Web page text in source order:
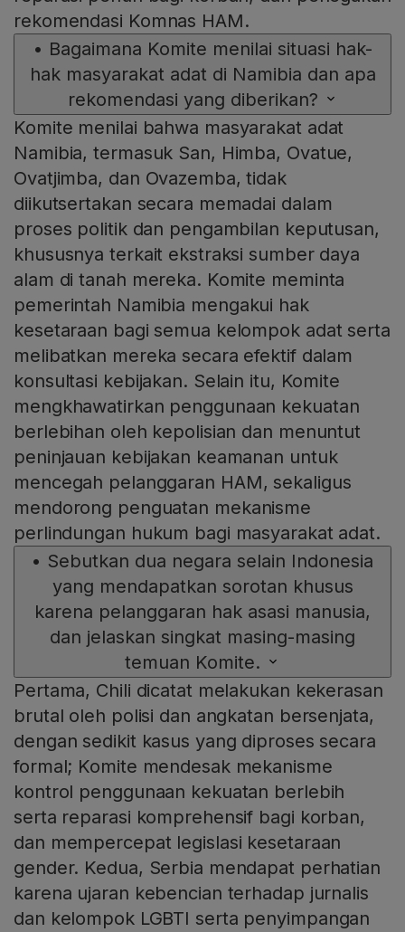
rekomendasi Komnas HAM.
• Bagaimana Komite menilai situasi hak-
hak masyarakat adat di Namibia dan apa
rekomendasi yang diberikan?
Komite menilai bahwa masyarakat adat
Namibia, termasuk San, Himba, Ovatue,
Ovatjimba, dan Ovazemba, tidak
diikutsertakan secara memadai dalam
proses politik dan pengambilan keputusan,
khususnya terkait ekstraksi sumber daya
alam di tanah mereka. Komite meminta
pemerintah Namibia mengakui hak
kesetaraan bagi semua kelompok adat serta
melibatkan mereka secara efektif dalam
konsultasi kebijakan. Selain itu, Komite
mengkhawatirkan penggunaan kekuatan
berlebihan oleh kepolisian dan menuntut
peninjauan kebijakan keamanan untuk
mencegah pelanggaran HAM, sekaligus
mendorong penguatan mekanisme
perlindungan hukum bagi masyarakat adat.
• Sebutkan dua negara selain Indonesia
yang mendapatkan sorotan khusus
karena pelanggaran hak asasi manusia,
dan jelaskan singkat masing-masing
temuan Komite.
Pertama, Chili dicatat melakukan kekerasan
brutal oleh polisi dan angkatan bersenjata,
dengan sedikit kasus yang diproses secara
formal; Komite mendesak mekanisme
kontrol penggunaan kekuatan berlebih
serta reparasi komprehensif bagi korban,
dan mempercepat legislasi kesetaraan
gender. Kedua, Serbia mendapat perhatian
karena ujaran kebencian terhadap jurnalis
dan kelompok LGBTI serta penyimpangan